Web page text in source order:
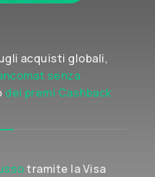
acquisti globali,
senza
dei premi Cashback
tramite la Visa